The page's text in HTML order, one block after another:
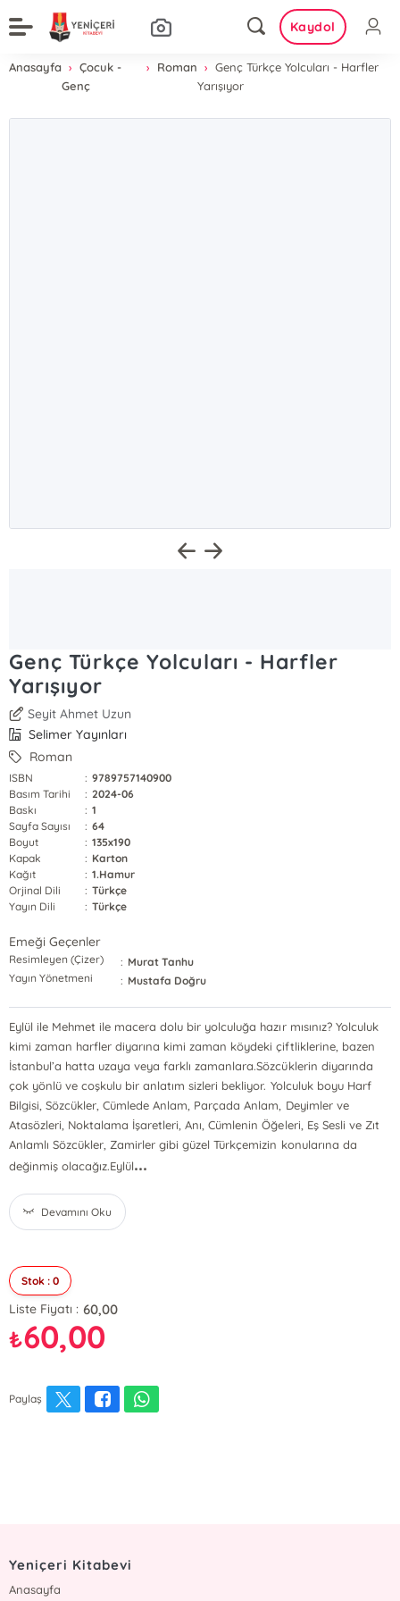
Kaydol
Anasayfa
Çocuk -
Genç
Roman
Genç Türkçe Yolcuları - Harfler
Yarışıyor
Genç Türkçe Yolcuları - Harfler
Yarışıyor
Seyit Ahmet Uzun
Selimer Yayınları
Roman
ISBN : 9789757140900
Basım Tarihi
: 2024-06
Baskı
: 1
Sayfa Sayısı
: 64
Boyut
: 135x190
Kapak
: Karton
Kağıt
: 1.Hamur
Orjinal Dili
: Türkçe
Yayın Dili
: Türkçe
Emeği Geçenler
Resimleyen (Çizer) : Murat Tanhu
Yayın Yönetmeni
: Mustafa Doğru
Eylül ile Mehmet ile macera dolu bir yolculuğa hazır mısınız? Yolculuk
kimi zaman harfler diyarına kimi zaman köydeki çiftliklerine, bazen
İstanbul’a hatta uzaya veya farklı zamanlara.Sözcüklerin diyarında
çok yönlü ve coşkulu bir anlatım sizleri bekliyor. Yolculuk boyu Harf
Bilgisi, Sözcükler, Cümlede Anlam, Parçada Anlam, Deyimler ve
Atasözleri, Noktalama İşaretleri, Anı, Cümlenin Öğeleri, Eş Sesli ve Zıt
Anlamlı Sözcükler, Zamirler gibi güzel Türkçemizin konularına da
değinmiş olacağız.Eylül...
Devamını Oku
Stok : 0
Liste Fiyatı : 60,00
₺60,00
Paylaş
Yeniçeri Kitabevi
Anasayfa